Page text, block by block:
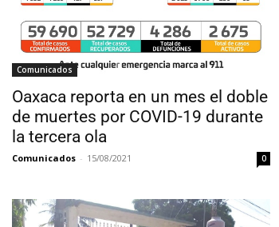
Comunicados
Oaxaca reporta en un mes el doble
de muertes por COVID-19 durante
la tercera ola
Comunicados - 15/08/2021 0